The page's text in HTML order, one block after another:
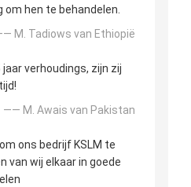
om hen te behandelen.
M. Tadiows van Ethiopië
jaar verhoudings, zijn zij
—— M. Awais van Pakistan
ons bedrijf KSLM te
van wij elkaar in goede